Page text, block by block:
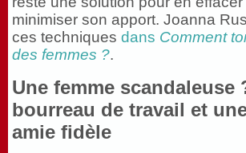
minimiser son apport. Joanna
ces techniques dans Comment
des femmes ?.
Une femme scandaleuse
bourreau de travail et
amie fidèle